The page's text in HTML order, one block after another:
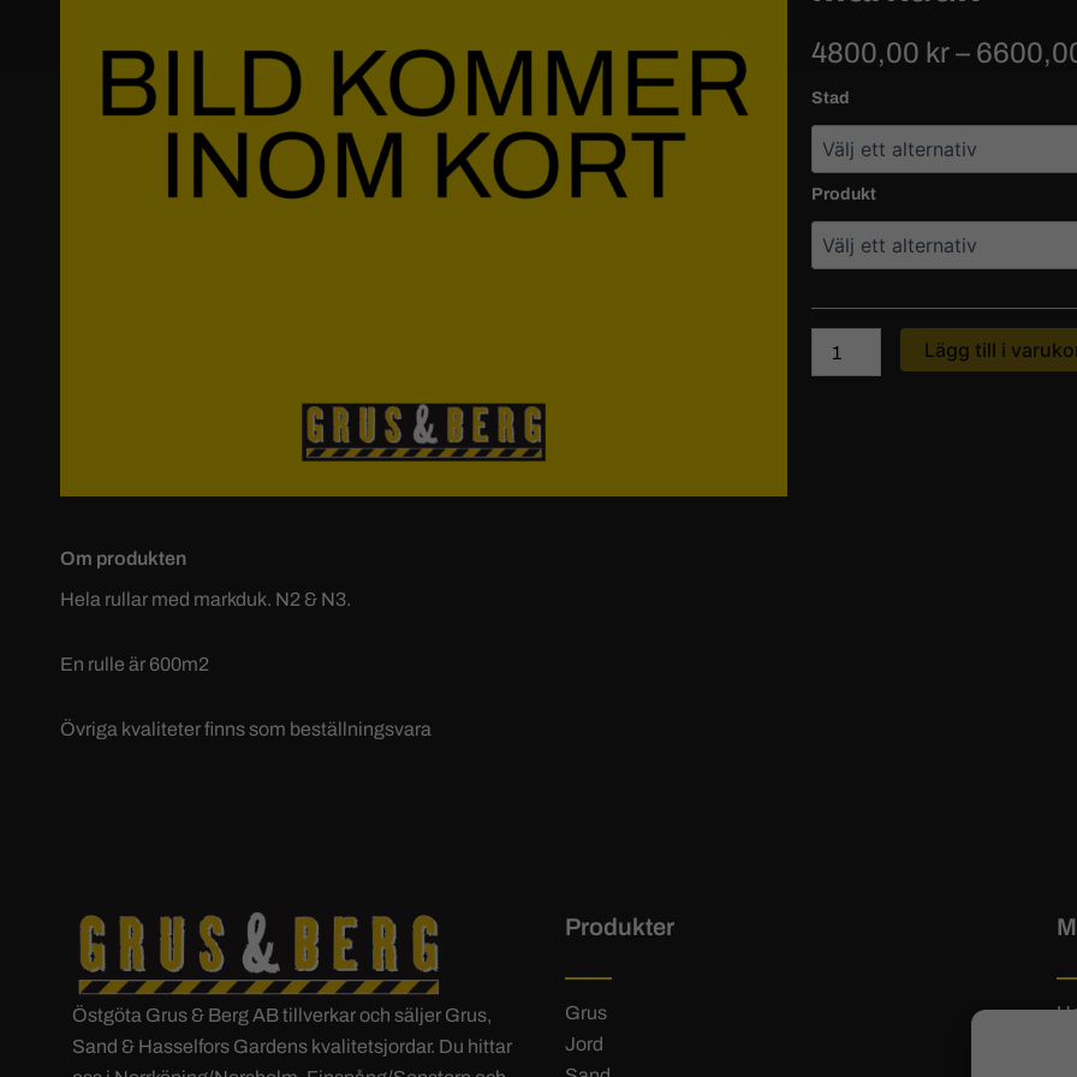
4800,00 kr –
Stad
Produkt
Markduk
Lägg till i
Om produkten
Hela rullar med markduk. N2 & N3.
En rulle är 600m2
Övriga kvaliteter finns som beställningsvara
Östgöta Grus & Berg AB tillverkar och säljer Grus,
Sand & Hasselfors Gardens kvalitetsjordar. Du hittar
Produkter
Grus
Jord